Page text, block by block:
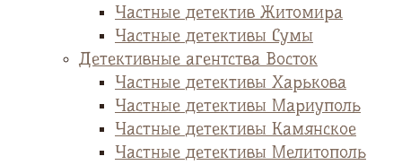
Частные детектив Житомира
Частные детективы Сумы
Детективные агентства Восток
Частные детективы Харькова
Частные детективы Мариуполь
Частные детективы Камянское
Частные детективы Мелитополь